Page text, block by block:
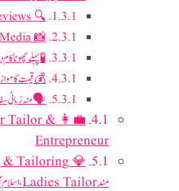
🔍 Google Reviews چیک کریں
📸 Social Media پر کام دیکھیں
🧪 پہلے چھوٹا
💰 قیمت کا
🗣️ منہ زبانی
Tailor &
Entrepreneur
مند Ladies Tailor، اسلام آباد